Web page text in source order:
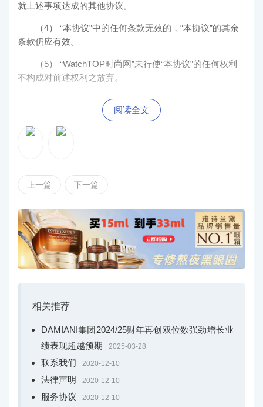
就上述事项达成的其他协议。
（4） “本协议”中的任何条款无效的，“本协议”的其余
条款仍应有效。
（5） “WatchTOP时尚网”未行使“本协议”的任何权利
不构成对前述权利之放弃。
阅读全文
上一篇 下一篇
相关推荐
DAMIANI集团2024/25财年再创双位数强劲增长业
绩表现超越预期
2025-03-28
联系我们 2020-12-10
法律声明 2020-12-10
服务协议 2020-12-10